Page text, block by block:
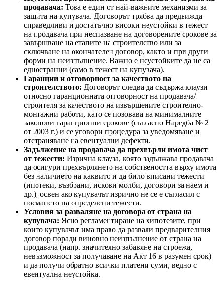
продавача: Това е един от най-важните механизми за
защита на купувача. Договорът трябва да предвижда
справедливи и достатъчно високи неустойки в тежест
на продавача при неспазване на договорените срокове за
завършване на етапите на строителство или за
сключване на окончателен договор, както и при други
форми на неизпълнение. Важно е неустойките да не са
едностранни (само в тежест на купувача).
Гаранции и отговорност за качеството на
строителството: Договорът следва да съдържа клаузи
относно гаранционната отговорност на продавача/
строителя за качеството на извършените строително-
монтажни работи, като се позовава на минималните
законови гаранционни срокове (съгласно Наредба № 2
от 2003 г.) и се уговори процедура за уведомяване и
отстраняване на евентуални дефекти.
Задължение на продавача да прехвърли имота чист
от тежести: Изрична клауза, която задължава продавача
да осигури прехвърлянето на собствеността върху имота
без наличието на каквито и да било вписани тежести
(ипотеки, възбрани, искови молби, договори за наем и
др.), освен ако купувачът изрично не се е съгласил с
поемането на определени тежести.
Условия за разваляне на договора от страна на
купувача: Ясно регламентиране на хипотезите, при
които купувачът има право да развали предварителния
договор поради виновно неизпълнение от страна на
продавача (напр. значително забавяне на строежа,
невъзможност за получаване на Акт 16 в разумен срок)
и да получи обратно всички платени суми, ведно с
евентуална неустойка.